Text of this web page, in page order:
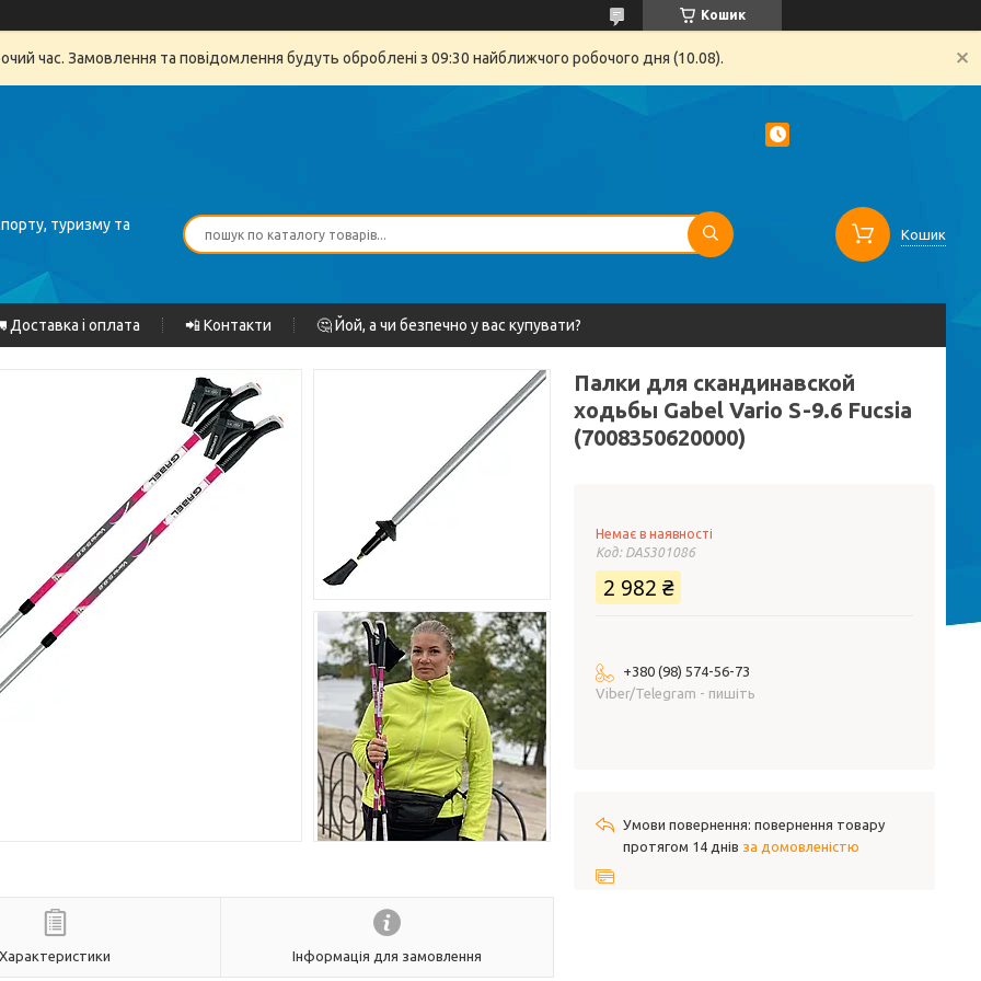
Кошик
час. Замовлення та повідомлення будуть оброблені з 09:30 найближчого робочого дня (10.08).
туризму та
Кошик
Доставка і оплата 📲 Контакти 🤔 Йой, а чи безпечно у вас купувати?
Характеристики Інформація для замовлення
Палки для скандинавской
ходьбы Gabel Vario S-9.6 Fucsia
(7008350620000)
Немає в наявності
Код: DAS301086
2 982 ₴
+380 (98) 574-56-73
Viber/Telegram - пишіть
повернення товару
протягом 14 днів за домовленістю